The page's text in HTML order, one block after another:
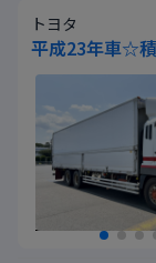
トヨタ
平成23年車☆